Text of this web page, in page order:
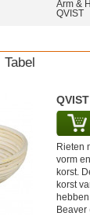
Arm &
QVIST
Tabel
Rieten
vorm
korst.
korst